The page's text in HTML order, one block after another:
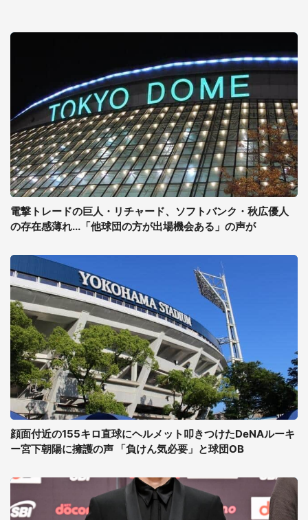
電撃トレードの巨人・リチャード、ソフトバンク・秋広優人
の存在感薄れ...「他球団の方が出場機会ある」の声が
顔面付近の155キロ直球にヘルメット叩きつけたDeNAルーキ
ー宮下朝陽に擁護の声 「負けん気必要」と球団OB